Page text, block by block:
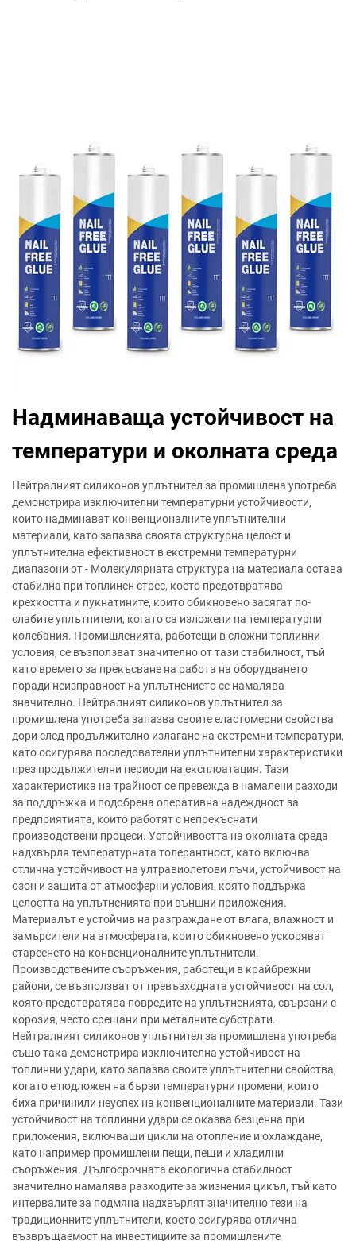
Надминаваща устойчивост на
температури и околната среда
Нейтралният силиконов уплътнител за промишлена употреба
демонстрира изключителни температурни устойчивости,
които надминават конвенционалните уплътнителни
материали, като запазва своята структурна целост и
уплътнителна ефективност в екстремни температурни
диапазони от - Молекулярната структура на материала остава
стабилна при топлинен стрес, което предотвратява
крехкостта и пукнатините, които обикновено засягат по-
слабите уплътнители, когато са изложени на температурни
колебания. Промишленията, работещи в сложни топлинни
условия, се възползват значително от тази стабилност, тъй
като времето за прекъсване на работа на оборудването
поради неизправност на уплътнението се намалява
значително. Нейтралният силиконов уплътнител за
промишлена употреба запазва своите еластомерни свойства
дори след продължително излагане на екстремни температури,
като осигурява последователни уплътнителни характеристики
през продължителни периоди на експлоатация. Тази
характеристика на трайност се превежда в намалени разходи
за поддръжка и подобрена оперативна надеждност за
предприятията, които работят с непрекъснати
производствени процеси. Устойчивостта на околната среда
надхвърля температурната толерантност, като включва
отлична устойчивост на ултравиолетови лъчи, устойчивост на
озон и защита от атмосферни условия, която поддържа
целостта на уплътненията при външни приложения.
Материалът е устойчив на разграждане от влага, влажност и
замърсители на атмосферата, които обикновено ускоряват
стареенето на конвенционалните уплътнители.
Производствените съоръжения, работещи в крайбрежни
райони, се възползват от превъзходната устойчивост на сол,
която предотвратява повредите на уплътненията, свързани с
корозия, често срещани при металните субстрати.
Нейтралният силиконов уплътнител за промишлена употреба
също така демонстрира изключителна устойчивост на
топлинни удари, като запазва своите уплътнителни свойства,
когато е подложен на бързи температурни промени, които
биха причинили неуспех на конвенционалните материали. Тази
устойчивост на топлинни удари се оказва безценна при
приложения, включващи цикли на отопление и охлаждане,
като например промишлени пещи, пещи и хладилни
съоръжения. Дългосрочната екологична стабилност
значително намалява разходите за жизнения цикъл, тъй като
интервалите за подмяна надхвърлят значително тези на
традиционните уплътнители, което осигурява отлична
възвръщаемост на инвестициите за промишлените